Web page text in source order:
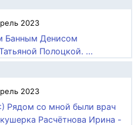
2023
Банным Денисом
Полоцкой. ...
2023
Рядом со мной были врач
Расчётнова Ирина -